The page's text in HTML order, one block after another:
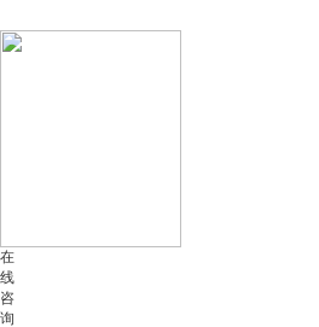
在
线
咨
询